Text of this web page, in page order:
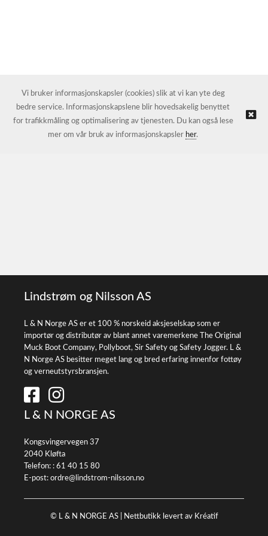
Lindstrøm og Nilsson AS
L & N Norge AS er et 100 % norskeid aksjeselskap som er
importør og distributør av blant annet varemerkene The Original
Muck Boot Company, Pollyboot, Sir Safety og Safety Jogger. L &
N Norge AS besitter meget lang og bred erfaring innenfor fottøy
og verneutstyrsbransjen.
L & N NORGE AS
Kongsvingervegen 37
2040 Kløfta
Telefon: : 61 40 15 80
E-post: ordre@lindstrom-nilsson.no
© L & N NORGE AS | Nettbutikk levert av Kréatif
Vi bruker informasjonskapsler (cookies) slik at vi kan yte deg
bedre service. Informasjonskapslene blir hovedsakelig benyttet
for trafikkmåling og optimalisering av tjenesten. Du kan også lese
mer om vår bruk av informasjonskapsler her.